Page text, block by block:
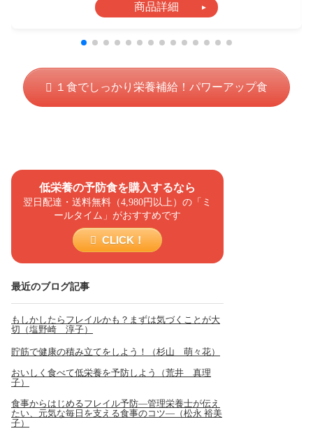
低栄養の予防食を購入するなら
翌日配達・送料無料（4,980円以上）の「ミ
ールタイム」がおすすめです
CLICK！
最近のブログ記事
もしかしたらフレイルかも？まずは気づくことが大
切（塩野崎 淳子）
貯筋で健康の積み立てをしよう！（杉山 萌々花）
おいしく食べて低栄養を予防しよう（荒井 真理
子）
食事からはじめるフレイル予防―管理栄養士が伝え
たい、元気な毎日を支える食事のコツ―（松永 裕美
子）
商品詳細
１食でしっかり栄養補給！パワーアップ食